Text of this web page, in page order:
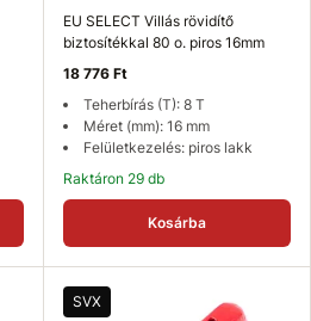
EU SELECT Villás rövidítő
biztosítékkal 80 o. piros 16mm
18 776 Ft
Teherbírás (T): 8 T
Méret (mm): 16 mm
Felületkezelés: piros lakk
Raktáron 29 db
Kosárba
SVX